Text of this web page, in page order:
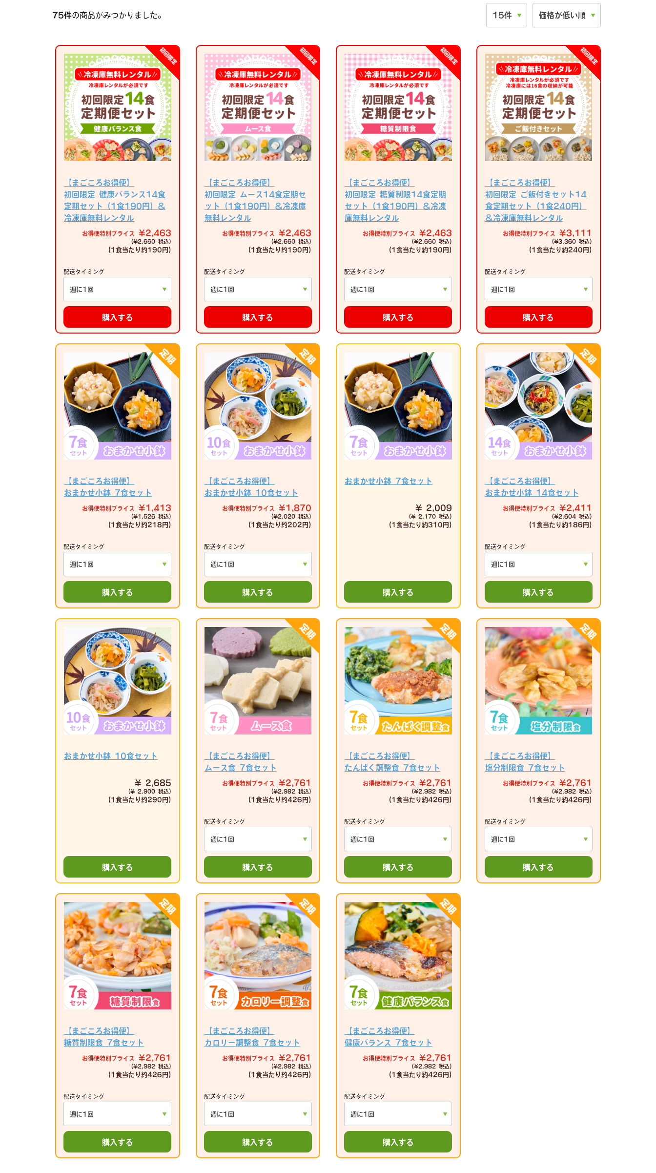
75件の商品がみつかりました。
【まごころお得便】
初回限定 健康バランス14食
定期セット（1食190円）＆
冷凍庫無料レンタル
お得便特別プライス ¥2,463
(¥2,660 税込)
(1食当たり約190円)
配送タイミング
購入する
【まごころお得便】
初回限定 ムース14食定期セ
ット（1食190円）＆冷凍庫
無料レンタル
お得便特別プライス ¥2,463
(¥2,660 税込)
(1食当たり約190円)
配送タイミング
購入する
【まごころお得便】
初回限定 糖質制限14食定期
セット（1食190円）＆冷凍
庫無料レンタル
お得便特別プライス ¥2,463
(¥2,660 税込)
(1食当たり約190円)
配送タイミング
購入する
【まごころお得便】
初回限定 ご飯付きセット14
食定期セット（1食240円）
＆冷凍庫無料レンタル
お得便特別プライス ¥3,111
(¥3,360 税込)
(1食当たり約240円)
配送タイミング
購入する
【まごころお得便】
おまかせ小鉢 7食セット
お得便特別プライス ¥1,413
(¥1,526 税込)
(1食当たり約218円)
配送タイミング
購入する
【まごころお得便】
おまかせ小鉢 10食セット
お得便特別プライス ¥1,870
(¥2,020 税込)
(1食当たり約202円)
配送タイミング
購入する
おまかせ小鉢 7食セット
¥ 2,009
(¥ 2,170 税込)
(1食当たり約310円)
購入する
【まごころお得便】
おまかせ小鉢 14食セット
お得便特別プライス ¥2,411
(¥2,604 税込)
(1食当たり約186円)
配送タイミング
購入する
おまかせ小鉢 10食セット
¥ 2,685
(¥ 2,900 税込)
(1食当たり約290円)
購入する
【まごころお得便】
ムース食 7食セット
お得便特別プライス ¥2,761
(¥2,982 税込)
(1食当たり約426円)
配送タイミング
購入する
【まごころお得便】
たんぱく調整食 7食セット
お得便特別プライス ¥2,761
(¥2,982 税込)
(1食当たり約426円)
配送タイミング
購入する
【まごころお得便】
塩分制限食 7食セット
お得便特別プライス ¥2,761
(¥2,982 税込)
(1食当たり約426円)
配送タイミング
購入する
【まごころお得便】
糖質制限食 7食セット
お得便特別プライス ¥2,761
(¥2,982 税込)
(1食当たり約426円)
配送タイミング
購入する
【まごころお得便】
カロリー調整食 7食セット
お得便特別プライス ¥2,761
(¥2,982 税込)
(1食当たり約426円)
配送タイミング
購入する
【まごころお得便】
健康バランス 7食セット
お得便特別プライス ¥2,761
(¥2,982 税込)
(1食当たり約426円)
配送タイミング
購入する